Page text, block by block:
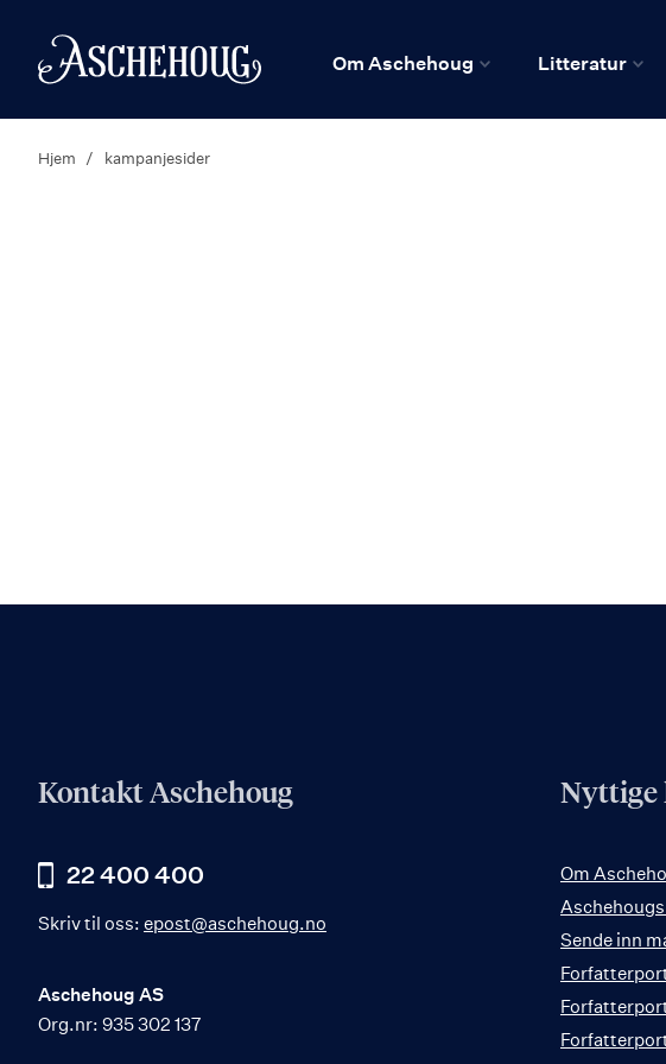
Hjem
Om Aschehoug Litteratur
Hjem kampanjesider
Kontakt Aschehoug
22 400 400
Skriv til oss: epost@aschehoug.no
Aschehoug AS
Org.nr: 935 302 137
Nyttige
Om
Sende inn